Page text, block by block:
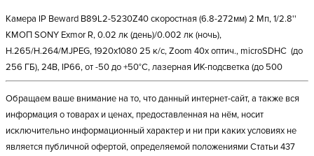
Камера IP Beward B89L2-5230Z40 скоростная (6.8-272мм) 2 Мп, 1/2.8''
КМОП SONY Exmor R, 0.02 лк (день)/0.002 лк (ночь),
H.265/H.264/MJPEG, 1920x1080 25 к/с, Zoom 40х оптич., microSDHC (до
256 ГБ), 24В, IP66, от -50 до +50°C, лазерная ИК-подсветка (до 500
Обращаем ваше внимание на то, что данный интернет-сайт, а также вся
информация о товарах и ценах, предоставленная на нём, носит
исключительно информационный характер и ни при каких условиях не
является публичной офертой, определяемой положениями Статьи 437